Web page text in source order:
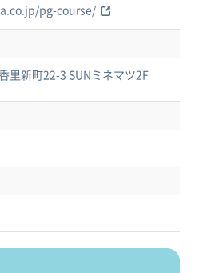
pg-course/
里新町22-3 SUNミネマツ2F